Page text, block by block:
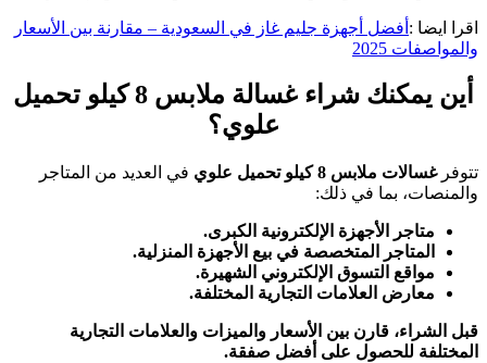
اقرا ايضا : أفضل أجهزة جليم غاز في السعودية – مقارنة بين الأسعار
والمواصفات 2025
أين يمكنك شراء غسالة ملابس 8 كيلو تحميل
علوي؟
تتوفرغسالات ملابس 8 كيلو تحميل علوي
في العديد من المتاجر
والمنصات، بما في ذلك:
متاجر الأجهزة الإلكترونية الكبرى.
المتاجر المتخصصة في بيع الأجهزة المنزلية.
مواقع التسوق الإلكتروني الشهيرة.
معارض العلامات التجارية المختلفة.
قبل الشراء، قارن بين الأسعار والميزات والعلامات التجارية
المختلفة للحصول على أفضل صفقة.